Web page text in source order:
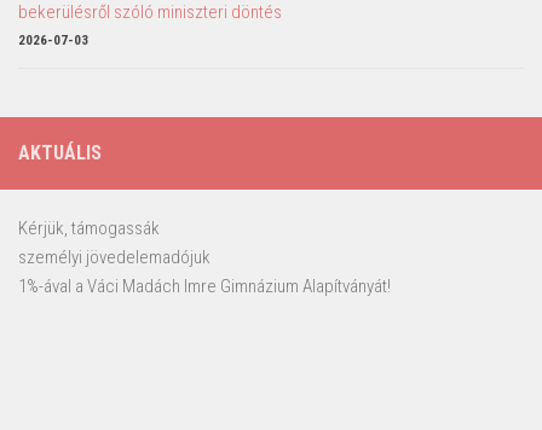
bekerülésről szóló miniszteri döntés
2026-07-03
AKTUÁLIS
Kérjük, támogassák
személyi jövedelemadójuk
1%-ával a Váci Madách Imre Gimnázium Alapítványát!